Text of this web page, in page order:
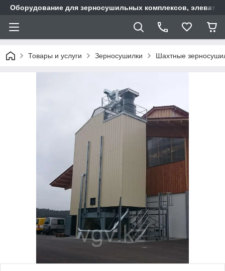
Оборудование для зерносушильных комплексов,
Товары и услуги Зерносушилки Шахтные